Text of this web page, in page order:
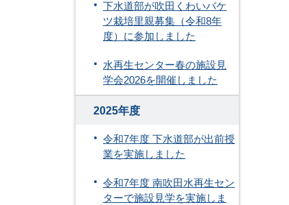
下水道部が吹田くわいバケ
ツ栽培里親募集（令和8年
度）に参加しました
水再生センター春の施設見
学会2026を開催しました
2025年度
令和7年度 下水道部が出前授
業を実施しました
令和7年度 南吹田水再生セン
ターで施設見学を実施しま